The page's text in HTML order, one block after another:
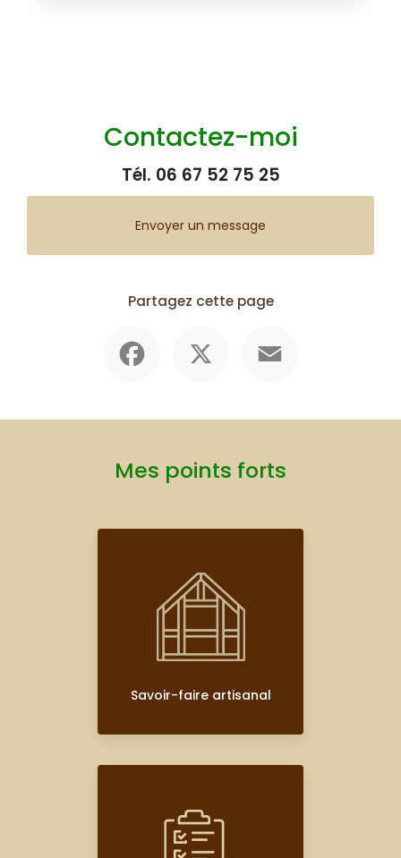
Contactez-moi
Tél. 06 67 52 75 25
Envoyer un message
Partagez cette page
Mes points forts
Savoir-faire artisanal